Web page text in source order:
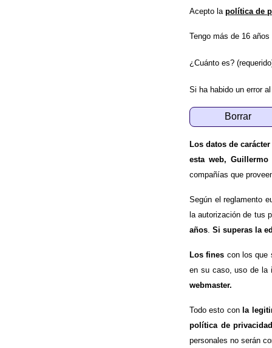
Acepto la política de
Tengo más de 16
¿Cuánto es?
Si ha habido un error
Los datos de carácter
esta web,
compañías que
Según el reglamento
la autorización de tus
años Si superas la
Los fines con los que
en su caso, uso de la
webmaster.
Todo esto con la
política de privacidad
personales no serán